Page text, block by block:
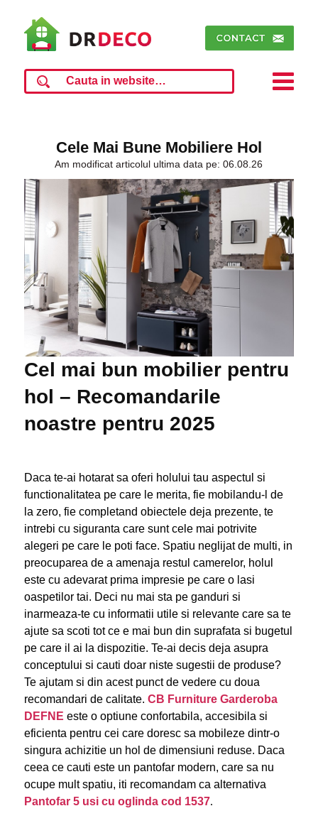
Cele Mai Bune Mobiliere Hol
Am modificat articolul ultima data pe: 06.08.26
Cel mai bun mobilier pentru
hol – Recomandarile
noastre pentru 2025
Daca te-ai hotarat sa oferi holului tau aspectul si
functionalitatea pe care le merita, fie mobilandu-l de
la zero, fie completand obiectele deja prezente, te
intrebi cu siguranta care sunt cele mai potrivite
alegeri pe care le poti face. Spatiu neglijat de multi, in
preocuparea de a amenaja restul camerelor, holul
este cu adevarat prima impresie pe care o lasi
oaspetilor tai. Deci nu mai sta pe ganduri si
inarmeaza-te cu informatii utile si relevante care sa te
ajute sa scoti tot ce e mai bun din suprafata si bugetul
pe care il ai la dispozitie. Te-ai decis deja asupra
conceptului si cauti doar niste sugestii de produse?
Te ajutam si din acest punct de vedere cu doua
recomandari de calitate. CB Furniture Garderoba
DEFNE este o optiune confortabila, accesibila si
eficienta pentru cei care doresc sa mobileze dintr-o
singura achizitie un hol de dimensiuni reduse. Daca
ceea ce cauti este un pantofar modern, care sa nu
ocupe mult spatiu, iti recomandam ca alternativa
Pantofar 5 usi cu oglinda cod 1537.